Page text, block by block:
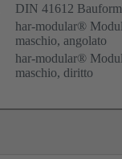
DIN 41612
har-modular®
maschio, angolato
har-modular®
maschio, diritto